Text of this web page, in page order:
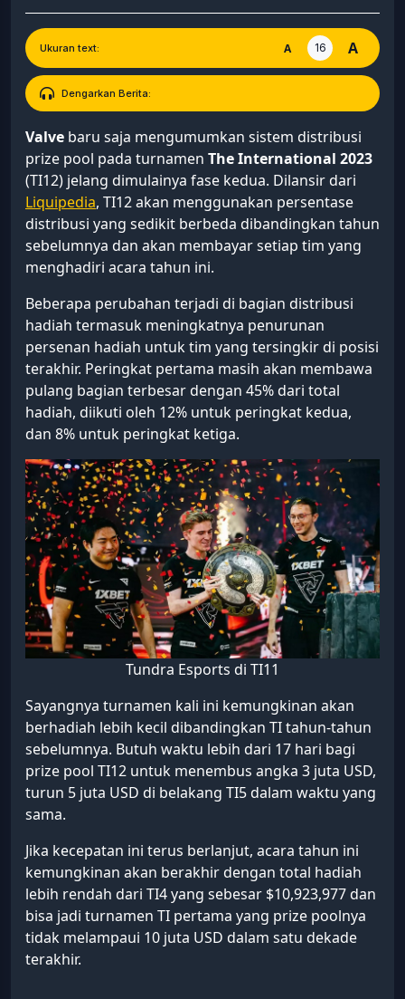
Ukuran text: A 16 A
Dengarkan Berita:
Valve baru saja mengumumkan sistem distribusi
prize pool pada turnamen The International 2023
(TI12) jelang dimulainya fase kedua. Dilansir dari
Liquipedia, TI12 akan menggunakan persentase
distribusi yang sedikit berbeda dibandingkan tahun
sebelumnya dan akan membayar setiap tim yang
menghadiri acara tahun ini.
Beberapa perubahan terjadi di bagian distribusi
hadiah termasuk meningkatnya penurunan
persenan hadiah untuk tim yang tersingkir di posisi
terakhir. Peringkat pertama masih akan membawa
pulang bagian terbesar dengan 45% dari total
hadiah, diikuti oleh 12% untuk peringkat kedua,
dan 8% untuk peringkat ketiga.
Tundra Esports di TI11
Sayangnya turnamen kali ini kemungkinan akan
berhadiah lebih kecil dibandingkan TI tahun-tahun
sebelumnya. Butuh waktu lebih dari 17 hari bagi
prize pool TI12 untuk menembus angka 3 juta USD,
turun 5 juta USD di belakang TI5 dalam waktu yang
sama.
Jika kecepatan ini terus berlanjut, acara tahun ini
kemungkinan akan berakhir dengan total hadiah
lebih rendah dari TI4 yang sebesar $10,923,977 dan
bisa jadi turnamen TI pertama yang prize poolnya
tidak melampaui 10 juta USD dalam satu dekade
terakhir.